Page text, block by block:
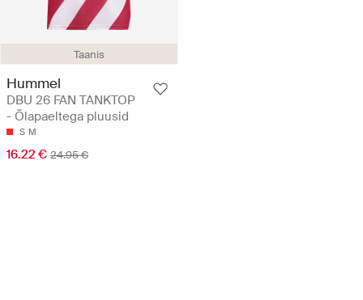
Taanis
Hummel
DBU 26 FAN TANKTOP
- Õlapaeltega pluusid
S M
16.22 € 24.95 €